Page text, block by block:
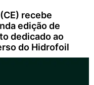
recebe
edição de
dedicado ao
do Hidrofoil